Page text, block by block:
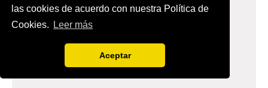
las cookies de acuerdo con nuestra Política de
Cookies.
Leer más
Aceptar